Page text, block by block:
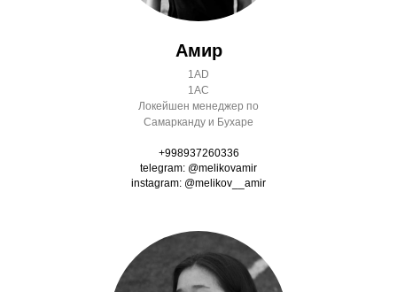
Амир
1AD
1AC
Локейшен менеджер по
Самарканду и Бухаре
+998937260336
telegram: @melikovamir
instagram: @melikov__amir